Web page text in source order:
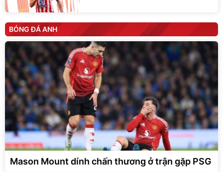
BÓNG ĐÁ ANH
Mason Mount dính chấn thương ở trận gặp PSG